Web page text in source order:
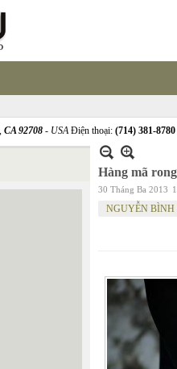
CA 92708 - USAĐiện thoại: (714) 381-8780
Hàng mã rong
30 Tháng Ba 2013
NGUYỄN BÌNH